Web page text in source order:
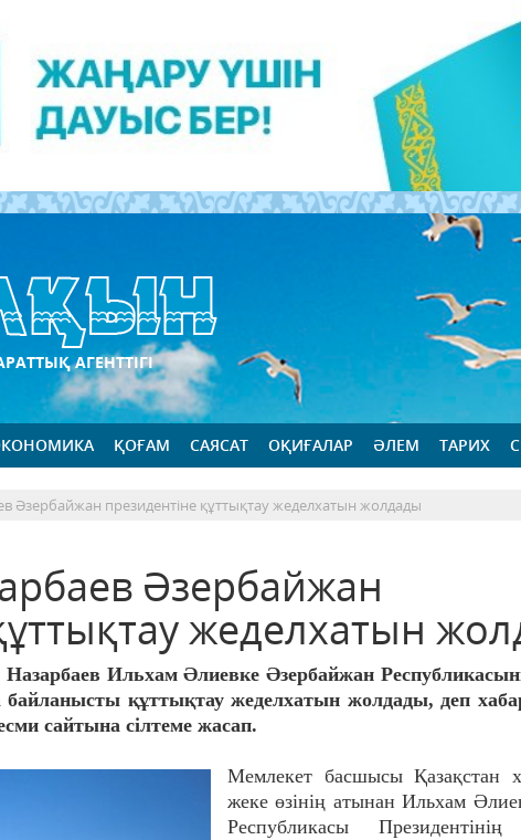
АГЕНТТІГІ
ҚОҒАМ САЯСАТ ОҚИҒАЛАР ӘЛЕМ ТАРИХ
Әзербайжан президентіне құттықтау жеделхатын жолдады
Әзербайжан
жеделхатын
Ильхам Әлиевке Әзербайжан
құттықтау жеделхатын жолдады, деп
сайтына сілтеме жасап.
Мемлекет басшысы Қазақстан
жеке өзінің атынан Ильхам
Республикасы Президентінің